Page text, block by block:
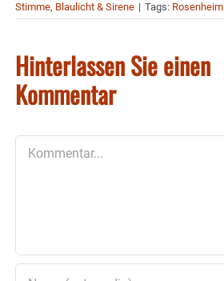
Stimme, Blaulicht & Sirene | Tags: Rosenheim
Hinterlassen Sie einen
Kommentar